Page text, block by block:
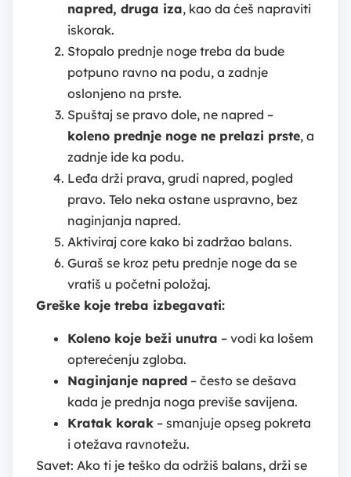
napred, druga iza, kao da ćeš napraviti
iskorak.
Stopalo prednje noge treba da bude
potpuno ravno na podu, a zadnje
oslonjeno na prste.
Spuštaj se pravo dole, ne napred –
koleno prednje noge ne prelazi prste, a
zadnje ide ka podu.
Leđa drži prava, grudi napred, pogled
pravo. Telo neka ostane uspravno, bez
naginjanja napred.
Aktiviraj core kako bi zadržao balans.
Guraš se kroz petu prednje noge da se
vratiš u početni položaj.
Greške koje treba izbegavati:
Koleno koje beži unutra – vodi ka lošem
opterećenju zgloba.
Naginjanje napred – često se dešava
kada je prednja noga previše savijena.
Kratak korak – smanjuje opseg pokreta
i otežava ravnotežu.
Savet: Ako ti je teško da održiš balans, drži se